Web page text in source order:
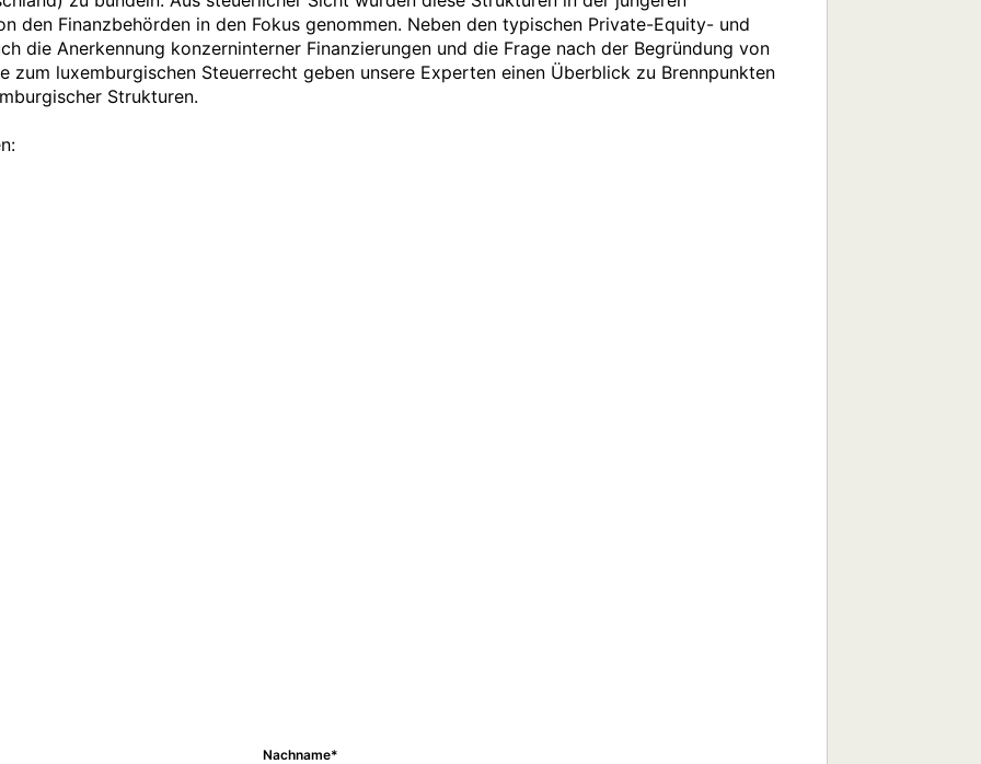
den Finanzbehörden in den Fokus genommen. Neben den typischen Private-Equity- und
die Anerkennung konzerninterner Finanzierungen und die Frage nach der Begründung von
zum luxemburgischen Steuerrecht geben unsere Experten einen Überblick zu Brennpunkten
Strukturen.
Nachname